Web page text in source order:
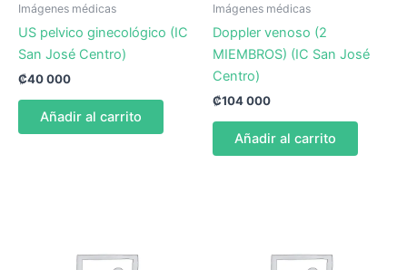
Imágenes médicas
US pelvico ginecológico (IC
San José Centro)
₡40 000
Añadir al carrito
Imágenes médicas
Doppler venoso (2
MIEMBROS) (IC San José
Centro)
₡104 000
Añadir al carrito